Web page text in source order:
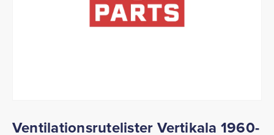
Ventilationsrutelister Vertikala 1960-